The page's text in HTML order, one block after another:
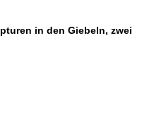
in den Giebeln, zwei